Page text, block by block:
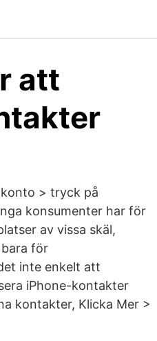
att
> tryck på
konsumenter har för
av vissa skäl,
för
inte enkelt att
iPhone-kontakter
kontakter, Klicka Mer >